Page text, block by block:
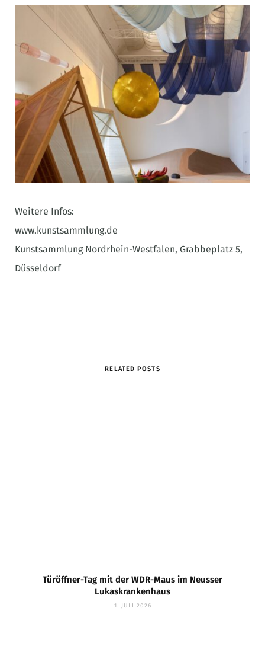
Weitere Infos:
www.kunstsammlung.de
Kunstsammlung Nordrhein-Westfalen, Grabbeplatz 5,
Düsseldorf
RELATED POSTS
Türöffner-Tag mit der WDR-Maus im Neusser
Lukaskrankenhaus
1. JULI 2026